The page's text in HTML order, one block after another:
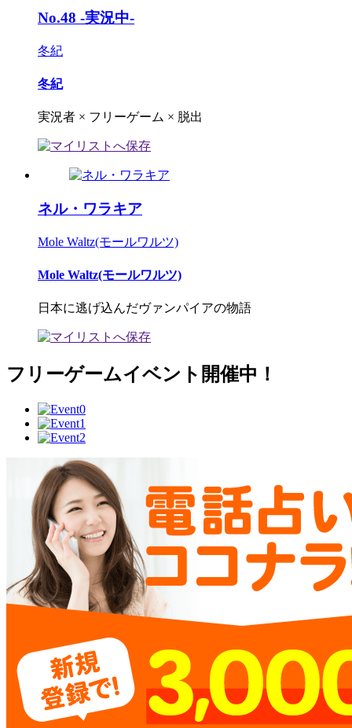
No.48 -実況中-
冬紀
冬紀
実況者 × フリーゲーム × 脱出
ネル・ワラキア
Mole Waltz(モールワルツ)
Mole Waltz(モールワルツ)
日本に逃げ込んだヴァンパイアの物語
フリーゲームイベント開催中！